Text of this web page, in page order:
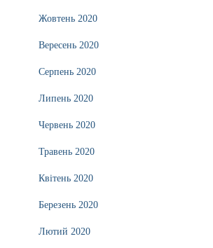
Жовтень 2020
Вересень 2020
Серпень 2020
Липень 2020
Червень 2020
Травень 2020
Квітень 2020
Березень 2020
Лютий 2020